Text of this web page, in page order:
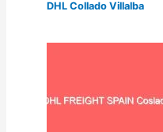
DHL Collado Villalba